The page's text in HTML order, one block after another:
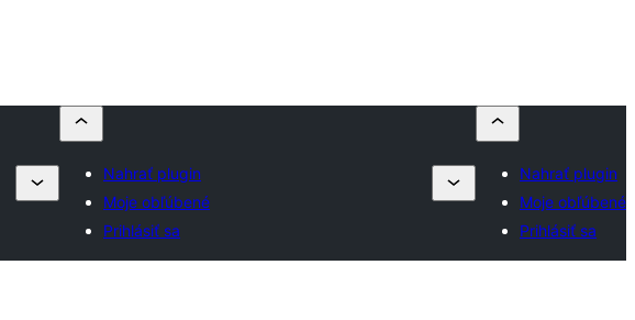
Nahrať plugin
Moje obľúbené
Prihlásiť sa
Nahrať plugin
Moje obľúbené
Prihlásiť sa